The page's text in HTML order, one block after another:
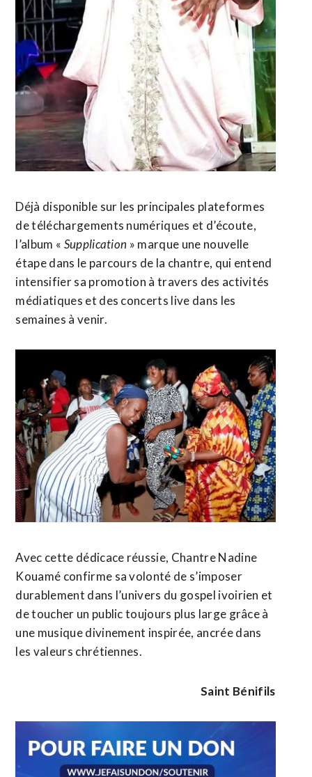
Déjà disponible sur les principales plateformes
de téléchargements numériques et d’écoute,
l’album « Supplication » marque une nouvelle
étape dans le parcours de la chantre, qui entend
intensifier sa promotion à travers des activités
médiatiques et des concerts live dans les
semaines à venir.
Avec cette dédicace réussie, Chantre Nadine
Kouamé confirme sa volonté de s’imposer
durablement dans l’univers du gospel ivoirien et
de toucher un public toujours plus large grâce à
une musique divinement inspirée, ancrée dans
les valeurs chrétiennes.
Saint Bénifils